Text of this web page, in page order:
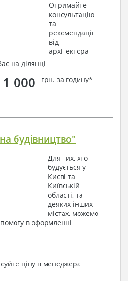
Отримайте
консультацію
та
рекомендації
від
архітектора
на ділянці
1 000 грн. за годину*
будівництво"
Для тих, хто
будується у
Києві та
Київській
області, та
деяких інших
містах, можемо
в оформленні
ціну в менеджера